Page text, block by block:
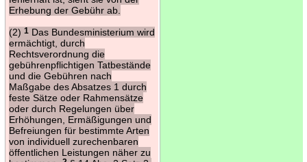
Erhebung der Gebühr ab.
(2) 1Das Bundesministerium wird
ermächtigt, durch
Rechtsverordnung die
gebührenpflichtigen Tatbestände
und die Gebühren nach
Maßgabe des Absatzes 1 durch
feste Sätze oder Rahmensätze
oder durch Regelungen über
Erhöhungen, Ermäßigungen und
Befreiungen für bestimmte Arten
von individuell zurechenbaren
öffentlichen Leistungen näher zu